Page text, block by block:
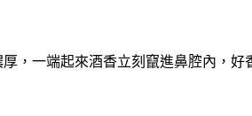
，一端起來酒香立刻竄進鼻腔內，好